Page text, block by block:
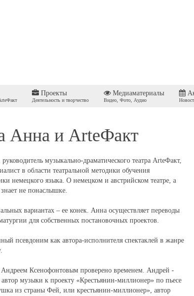
Проекты
Деятельность и творчество
Медиаматериалы
Видео, Фото, Аудио
Анна и ArteФакт
музыкально-драматического театра ArteФакт,
в области театральной методики обучения
немецкого языка. О немецком и австрийском театре, а
не понаслышке.
вариантах – ее конек. Анна осуществляет переводы
для собственных постановочных проектов.
псевдоним как автора-исполнителя спектаклей в жанре
Андреем Ксенофонтовым проверено временем. Андрей -
музыки к проекту «Крестьянин-миллионер» по пьесе
из страны Фей, или крестьянин-миллионер», автор